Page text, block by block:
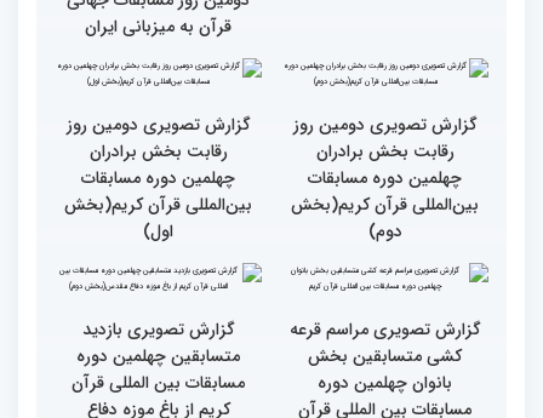
چهلمین دوره مسابقات
بین‌المللی قرآن کریم(بخش
سوم)
گزارش تصویری برگی از
فعالیت های کمیته پشتیبانی
چهلمین دوره مسابقات بین
المللی قران کریم
جزئیات دومین روز رقابت
بخش بانوان مسابقات
بین‌المللی قرآن کریم
استعدادیابی مجری‌گری
قرآنی در حاشیه مسابقات
بین‌المللی قرآن کریم
نخستین محفل بین‌المللی
انس با قرآن ویژه بانوان
برگزار شد
از حضور سفیر عربستان تا